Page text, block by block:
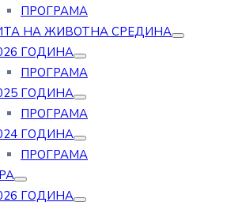
ПРОГРАМА
НА ЖИВОТНА СРЕДИНА
ГОДИНА
ПРОГРАМА
ГОДИНА
ПРОГРАМА
ГОДИНА
ПРОГРАМА
ГОДИНА